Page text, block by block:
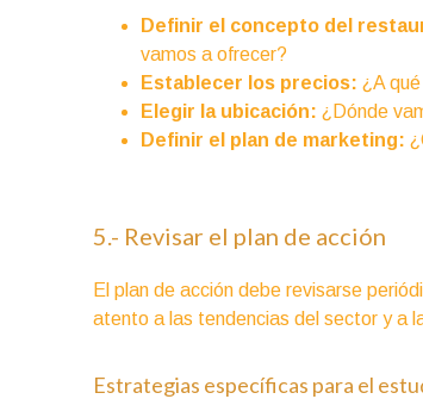
Definir el concepto del
vamos a ofrecer?
Establecer los precios: ¿A
Elegir la ubicación: ¿Dónde
Definir el plan de marketing:
5.- Revisar el plan de acción
El plan de acción debe revisarse
atento a las tendencias del sector y a
Estrategias específicas para el